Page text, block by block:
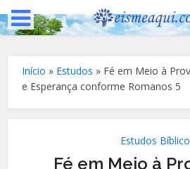
Início » Estudos » Fé em Meio à
e Esperança conforme Romanos 5
Estudos
Fé em Meio à